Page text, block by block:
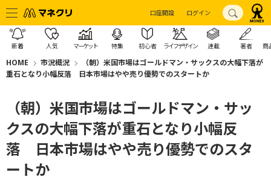
口座開設 ログイン
新着 人気 マーケット 特集 初心者 ライフデザイン 連載 著者 商
HOME 市況概況
（朝）米国市場はゴールドマン・サックスの大幅下落が
重石となり小幅反落 日本市場はやや売り優勢でのスタートか
（朝）米国市場はゴールドマン・サッ
クスの大幅下落が重石となり小幅反
落 日本市場はやや売り優勢でのスタ
ートか